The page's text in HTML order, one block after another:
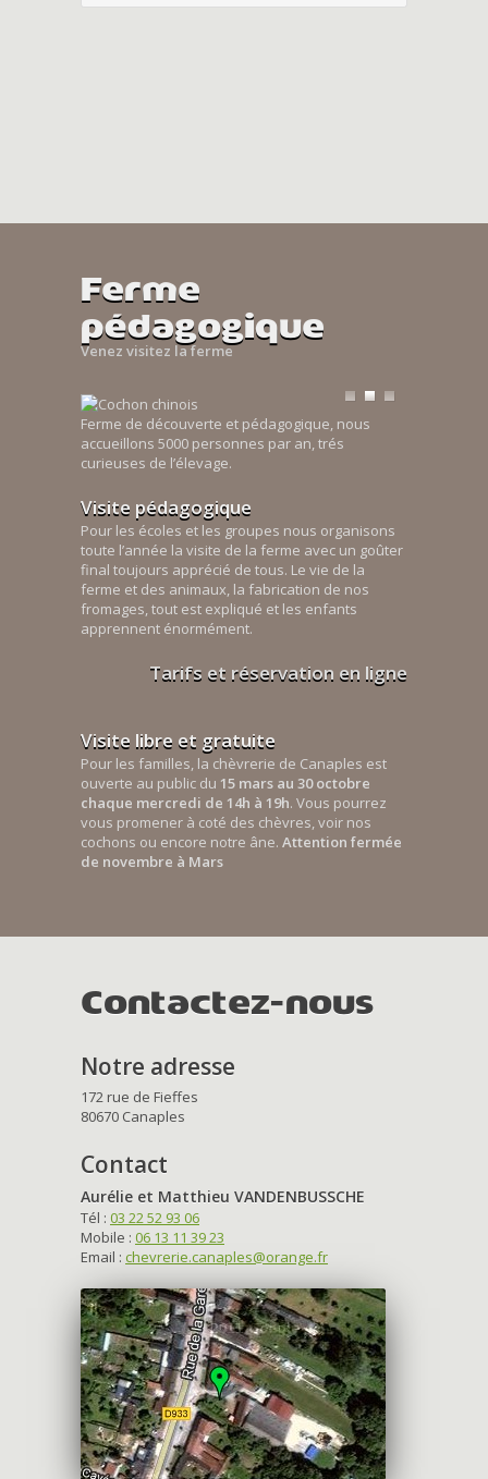
Ferme
pédagogique
Venez visitez la ferme
Ferme de découverte et pédagogique, nous
accueillons 5000 personnes par an, trés
curieuses de l’élevage.
Visite pédagogique
Pour les écoles et les groupes nous organisons
toute l’année la visite de la ferme avec un goûter
final toujours apprécié de tous. Le vie de la
ferme et des animaux, la fabrication de nos
fromages, tout est expliqué et les enfants
apprennent énormément.
Tarifs et réservation en ligne
Visite libre et gratuite
Pour les familles, la chèvrerie de Canaples est
ouverte au public du 15 mars au 30 octobre
chaque mercredi de 14h à 19h. Vous pourrez
vous promener à coté des chèvres, voir nos
cochons ou encore notre âne. Attention fermée
de novembre à Mars
Contactez-nous
Notre adresse
172 rue de Fieffes
80670 Canaples
Contact
Aurélie et Matthieu VANDENBUSSCHE
Tél : 03 22 52 93 06
Mobile : 06 13 11 39 23
Email : chevrerie.canaples@orange.fr